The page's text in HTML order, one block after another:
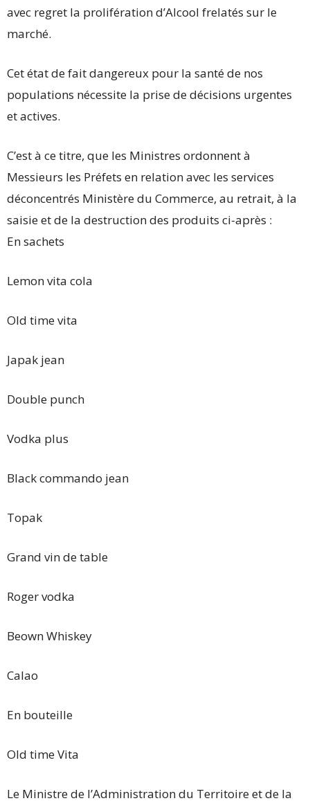
avec regret la prolifération d’Alcool frelatés sur le
marché.
Cet état de fait dangereux pour la santé de nos
populations nécessite la prise de décisions urgentes
et actives.
C’est à ce titre, que les Ministres ordonnent à
Messieurs les Préfets en relation avec les services
déconcentrés Ministère du Commerce, au retrait, à la
saisie et de la destruction des produits ci-après :
En sachets
Lemon vita cola
Old time vita
Japak jean
Double punch
Vodka plus
Black commando jean
Topak
Grand vin de table
Roger vodka
Beown Whiskey
Calao
En bouteille
Old time Vita
Le Ministre de l’Administration du Territoire et de la